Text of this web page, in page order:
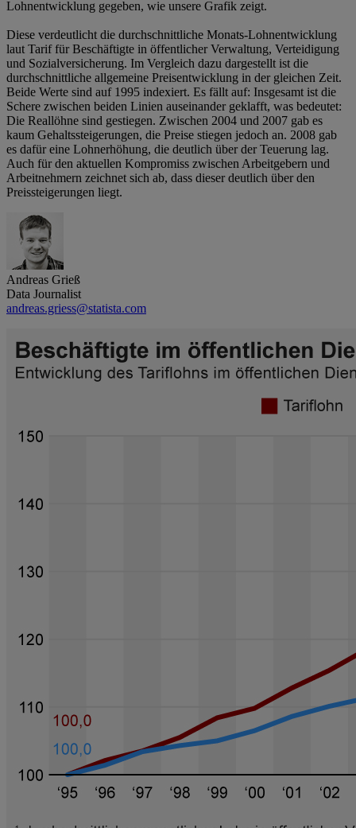
Lohnentwicklung gegeben, wie unsere Grafik zeigt.
Diese verdeutlicht die durchschnittliche Monats-Lohnentwicklung
laut Tarif für Beschäftigte in öffentlicher Verwaltung, Verteidigung
und Sozialversicherung. Im Vergleich dazu dargestellt ist die
durchschnittliche allgemeine Preisentwicklung in der gleichen Zeit.
Beide Werte sind auf 1995 indexiert. Es fällt auf: Insgesamt ist die
Schere zwischen beiden Linien auseinander geklafft, was bedeutet:
Die Reallöhne sind gestiegen. Zwischen 2004 und 2007 gab es
kaum Gehaltssteigerungen, die Preise stiegen jedoch an. 2008 gab
es dafür eine Lohnerhöhung, die deutlich über der Teuerung lag.
Auch für den aktuellen Kompromiss zwischen Arbeitgebern und
Arbeitnehmern zeichnet sich ab, dass dieser deutlich über den
Preissteigerungen liegt.
Andreas Grieß
Data Journalist
andreas.griess@statista.com